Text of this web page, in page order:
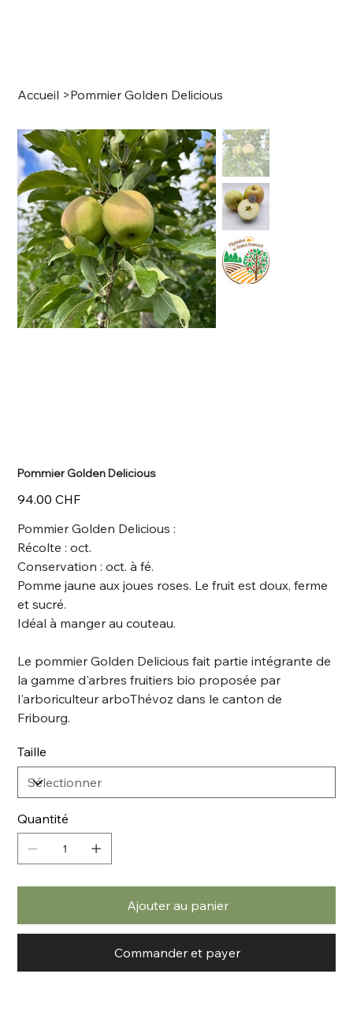
Accueil >Pommier Golden Delicious
Pommier Golden Delicious
Prix
94.00 CHF
Pommier Golden Delicious :
Récolte : oct.
Conservation : oct. à fé.
Pomme jaune aux joues roses. Le fruit est doux, ferme
et sucré.
Idéal à manger au couteau.
Le pommier Golden Delicious fait partie intégrante de
la gamme d'arbres fruitiers bio proposée par
l'arboriculteur arboThévoz dans le canton de
Fribourg.
Taille
Quantité
Ajouter au panier
Commander et payer